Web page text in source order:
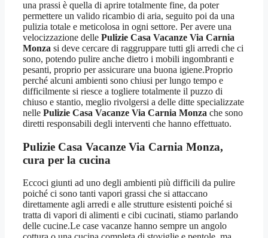
una prassi è quella di aprire totalmente fine, da poter
permettere un valido ricambio di aria, seguito poi da una
pulizia totale e meticolosa in ogni settore. Per avere una
velocizzazione delle Pulizie Casa Vacanze Via Carnia
Monza si deve cercare di raggruppare tutti gli arredi che ci
sono, potendo pulire anche dietro i mobili ingombranti e
pesanti, proprio per assicurare una buona igiene.Proprio
perché alcuni ambienti sono chiusi per lungo tempo e
difficilmente si riesce a togliere totalmente il puzzo di
chiuso e stantio, meglio rivolgersi a delle ditte specializzate
nelle Pulizie Casa Vacanze Via Carnia Monza che sono
diretti responsabili degli interventi che hanno effettuato.
Pulizie Casa Vacanze Via Carnia Monza,
cura per la cucina
Eccoci giunti ad uno degli ambienti più difficili da pulire
poiché ci sono tanti vapori grassi che si attaccano
direttamente agli arredi e alle strutture esistenti poiché si
tratta di vapori di alimenti e cibi cucinati, stiamo parlando
delle cucine.Le case vacanze hanno sempre un angolo